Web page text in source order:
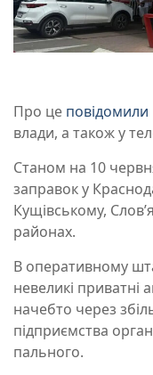
Про це повідомили
влади, а також у
Станом на 10
заправок у
Кущівському,
районах.
В оперативному
невеликі приватні
начебто через
підприємства
пального.